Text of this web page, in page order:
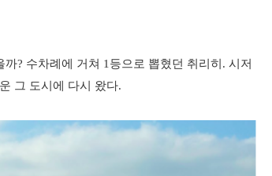
? 수차례에 거쳐 1등으로 뽑혔던 취리히. 시저
그 도시에 다시 왔다.